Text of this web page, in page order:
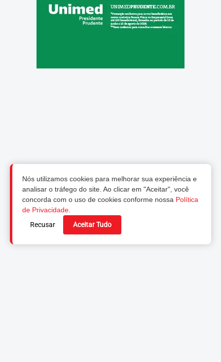
Nós utilizamos cookies para melhorar sua experiência e
analisar o tráfego do site. Ao clicar em "Aceitar", você
concorda com o uso de cookies conforme nossa Política
de Privacidade
Recusar
Aceitar Tudo